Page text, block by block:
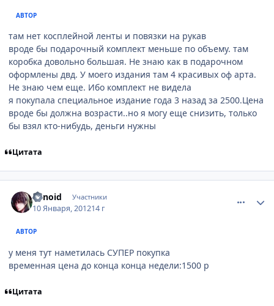
АВТОР
там нет косплейной ленты и повязки на рукав
вроде бы подарочный комплект меньше по объему. там
коробка довольно большая. Не знаю как в подарочном
оформлены двд. У моего издания там 4 красивых оф арта.
Не знаю чем еще. Ибо комплект не видела
я покупала специальное издание года 3 назад за 2500.Цена
вроде бы должна возрасти..но я могу еще снизить, только
бы взял кто-нибудь, деньги нужны
Цитата
sirnoid Участники
10 Января, 201214 г
АВТОР
у меня тут наметилась СУПЕР покупка
временная цена до конца конца недели:1500 р
Цитата